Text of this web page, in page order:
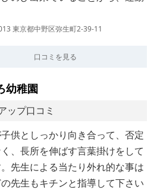
東京都中野区弥生町2-39-11
口コミを見る
幼稚園
ップ口コミ
供としっかり向き合って、否定
、長所を伸ばす言葉掛けをして
先生による当たり外れ的な事は
先生もキチンと指導して下さい